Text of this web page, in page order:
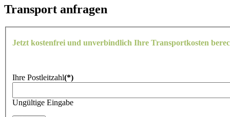
Transport anfragen
Jetzt kostenfrei und unverbindlich Ihre Transportkosten
Ihre Postleitzahl(*)
Ungültige Eingabe